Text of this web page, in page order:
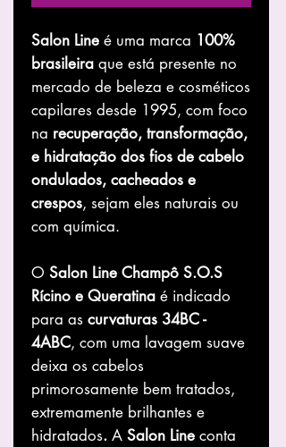
Salon Line é uma marca 100%
brasileira que está presente no
mercado de beleza e cosméticos
capilares desde 1995, com foco
na recuperação, transformação,
e hidratação dos fios de cabelo
ondulados, cacheados e
crespos, sejam eles naturais ou
com química.
O Salon Line Champô S.O.S
Rícino e Queratina é indicado
para as curvaturas 34BC -
4ABC, com uma lavagem suave
deixa os cabelos
primorosamente bem tratados,
extremamente brilhantes e
hidratados. A Salon Line conta